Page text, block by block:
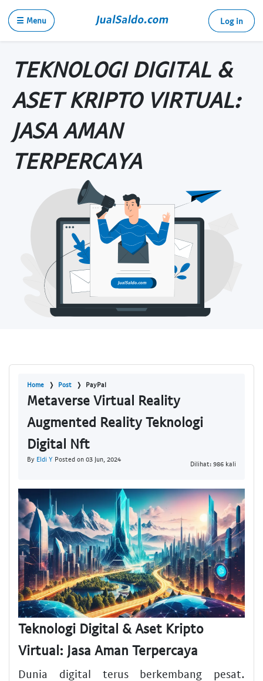
☰ Menu Log in
TEKNOLOGI DIGITAL &
ASET KRIPTO VIRTUAL:
JASA AMAN
TERPERCAYA
Home Post PayPal
Metaverse Virtual Reality
Augmented Reality Teknologi
Digital Nft
By Eldi Y Posted on 03 Jun, 2024
Dilihat: 986 kali
Teknologi Digital & Aset Kripto
Virtual: Jasa Aman Terpercaya
Dunia digital terus berkembang pesat.